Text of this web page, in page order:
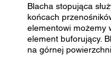
Blacha stopująca
końcach
elementowi możemy
element buforujący.
na górnej